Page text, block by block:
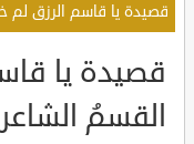
قصيدة يا قاسم الرزق لم
قصيدة يا
القسمُ